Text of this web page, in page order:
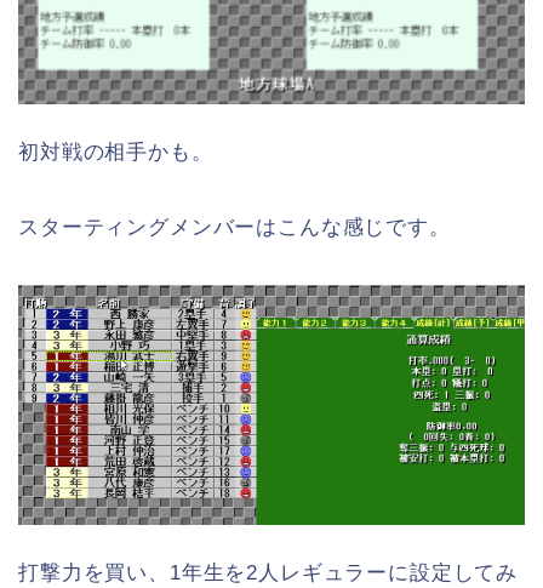
初対戦の相手かも。
スターティングメンバーはこんな感じです。
打撃力を買い、1年生を2人レギュラーに設定してみ